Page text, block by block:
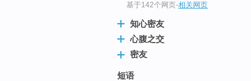
基于142个网页-相关网页
知心密友
心腹之交
密友
短语